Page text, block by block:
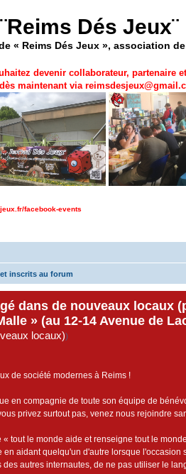
Dés Jeux¨
« Reims Dés Jeux », association
devenir collaborateur, partenaire
maintenant via
facebook-events
inscrits au forum
dans de nouveaux
» (au 12-14 Avenue de
locaux))
de société modernes à Reims !
en compagnie de toute son équipe de
privez surtout pas, venez nous rejoindre
tout le monde aide et renseigne tout le
aidant quelqu'un d'autre lorsque l'occasion
autres internautes, de ne pas utiliser le